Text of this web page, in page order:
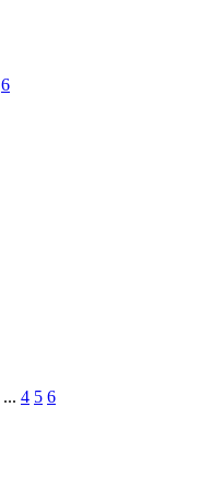
6
... 4 5 6